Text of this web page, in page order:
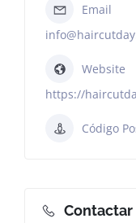
Email
Website
https://
Código